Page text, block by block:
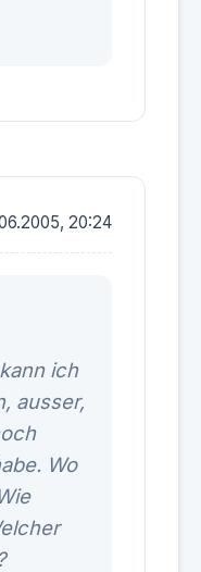
20:24
ich
ausser,
Wo